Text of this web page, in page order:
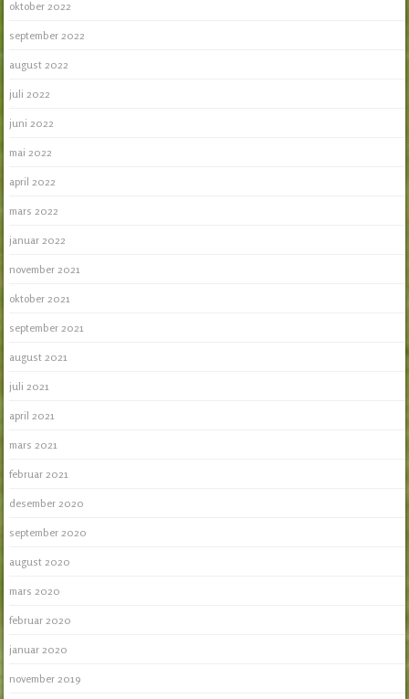
oktober 2022
september 2022
august 2022
juli 2022
juni 2022
mai 2022
april 2022
mars 2022
januar 2022
november 2021
oktober 2021
september 2021
august 2021
juli 2021
april 2021
mars 2021
februar 2021
desember 2020
september 2020
august 2020
mars 2020
februar 2020
januar 2020
november 2019